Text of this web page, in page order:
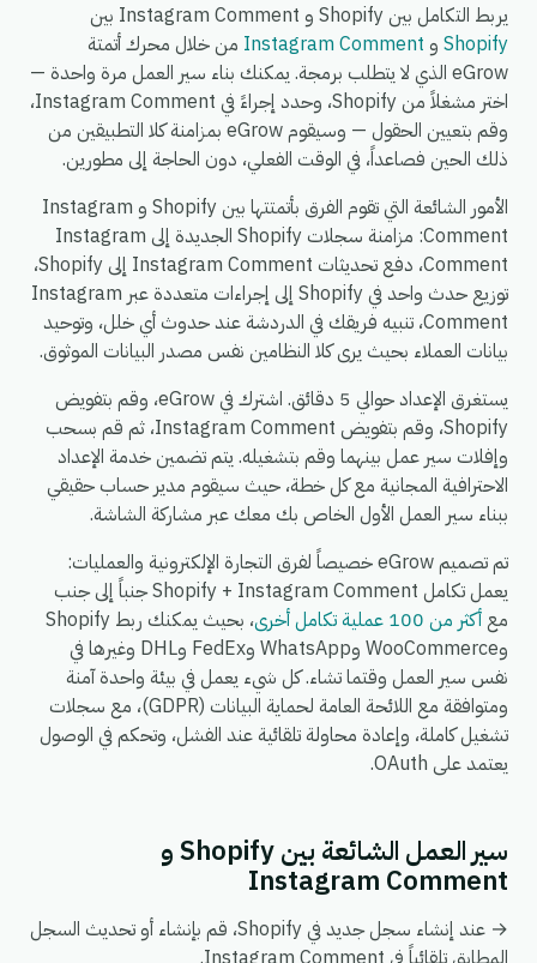
يربط التكامل بين Shopify و Instagram Comment بين
Shopify و Instagram Comment من خلال محرك أتمتة
eGrow الذي لا يتطلب برمجة. يمكنك بناء سير العمل مرة واحدة —
اختر مشغلاً من Shopify، وحدد إجراءً في Instagram Comment،
وقم بتعيين الحقول — وسيقوم eGrow بمزامنة كلا التطبيقين من
ذلك الحين فصاعداً، في الوقت الفعلي، دون الحاجة إلى مطورين.
الأمور الشائعة التي تقوم الفرق بأتمتتها بين Shopify و Instagram
Comment: مزامنة سجلات Shopify الجديدة إلى Instagram
Comment، دفع تحديثات Instagram Comment إلى Shopify،
توزيع حدث واحد في Shopify إلى إجراءات متعددة عبر Instagram
Comment، تنبيه فريقك في الدردشة عند حدوث أي خلل، وتوحيد
بيانات العملاء بحيث يرى كلا النظامين نفس مصدر البيانات الموثوق.
يستغرق الإعداد حوالي 5 دقائق. اشترك في eGrow، وقم بتفويض
Shopify، وقم بتفويض Instagram Comment، ثم قم بسحب
وإفلات سير عمل بينهما وقم بتشغيله. يتم تضمين خدمة الإعداد
الاحترافية المجانية مع كل خطة، حيث سيقوم مدير حساب حقيقي
ببناء سير العمل الأول الخاص بك معك عبر مشاركة الشاشة.
تم تصميم eGrow خصيصاً لفرق التجارة الإلكترونية والعمليات:
يعمل تكامل Shopify + Instagram Comment جنباً إلى جنب
معأكثر من 100 عملية تكامل أخرى
، بحيث يمكنك ربط Shopify
وWooCommerce وWhatsApp وFedEx وDHL وغيرها في
نفس سير العمل وقتما تشاء. كل شيء يعمل في بيئة واحدة آمنة
ومتوافقة مع اللائحة العامة لحماية البيانات (GDPR)، مع سجلات
تشغيل كاملة، وإعادة محاولة تلقائية عند الفشل، وتحكم في الوصول
يعتمد على OAuth.
سير العمل الشائعة بين Shopify و
Instagram Comment
→ عند إنشاء سجل جديد في Shopify، قم بإنشاء أو تحديث السجل